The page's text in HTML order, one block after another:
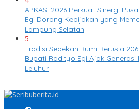
APKASI 2026 Perkuat Sinergi
Egi Dorong Kebijakan yang
Lampung Selatan
5
Tradisi Sedekah Bumi Berusia
Bupati Radityo Egi Ajak
Leluhur